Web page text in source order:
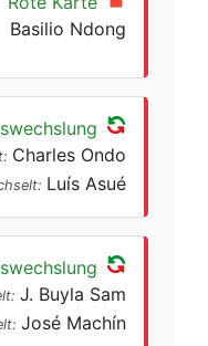
Basilio Ndong
Charles Ondo
Luís Asué
J. Buyla Sam
José Machín